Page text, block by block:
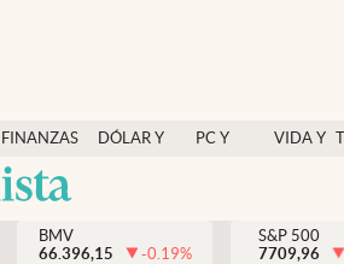
FINANZAS
Y
ECONOMÍA
DÓLAR Y
PC Y
VIDA Y
México
BMV
66.396,15
-0.19%
S&P 500
7709,96